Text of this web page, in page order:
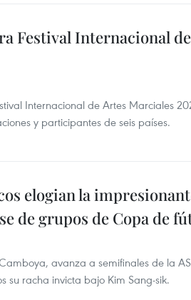
Festival Internacional
Internacional de Artes Marciales
y participantes de seis países.
elogian la
de grupos de Copa de
avanza a semifinales de la
su racha invicta bajo Kim Sang-sik.